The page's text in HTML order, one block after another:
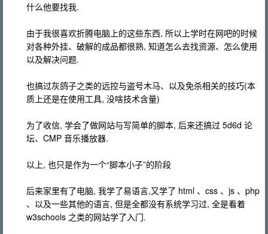
什么他要找我.
由于我很喜欢折腾电脑上的这些东西, 所以上学时在网吧的时候
对各种外挂、破解的成品都很熟, 知道怎么去找资源、怎么使用
以及解决问题.
也搞过灰鸽子之类的远控与盗号木马、以及免杀相关的技巧(本
质上还是在使用工具, 没啥技术含量)
为了收信, 学会了做网站与写简单的脚本, 后来还搞过 5d6d 论
坛、CMP 音乐播放器.
以上, 也只是作为一个“脚本小子”的阶段
后来家里有了电脑, 我学了易语言,又学了 html 、css 、js 、php
、以及一些其他的语言, 但是全都没有系统学习过, 全是看着
w3schools 之类的网站学了入门.